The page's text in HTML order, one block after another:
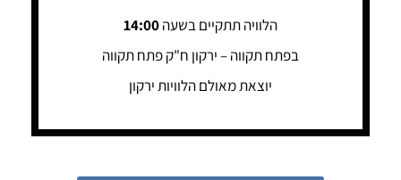
הלוויה תתקיים בשעה14:00
בפתח תקווה – ירקון ח"ק פתח תקווה
יוצאת מאולם הלוויות ירקון